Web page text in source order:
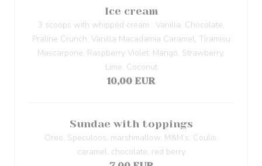
Ice cream
3 scoops with whipped cream : Vanilla, Chocolate,
Praline Crunch, Vanilla Macadamia Caramel, Tiramisu
Mascarpone, Raspberry Violet, Mango, Strawberry,
Lime, Coconut
10,00 EUR
Sundae with toppings
Oreo, Speculoos, marshmallow, M&M’s, Coulis:
caramel, chocolate, red berry